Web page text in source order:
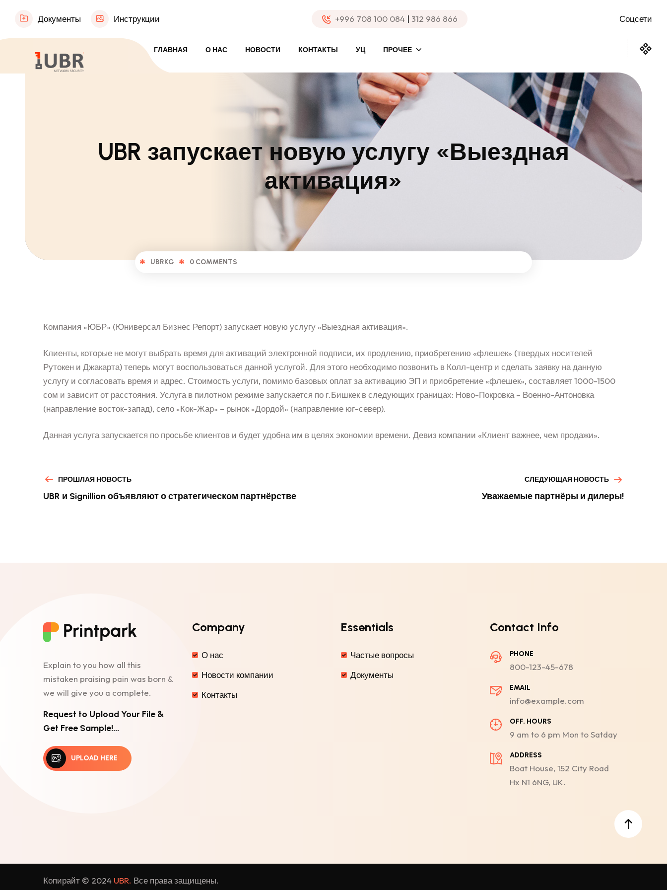
Документы Инструкции +996 708 100 084 | 312 986 866 Соцсети
ГЛАВНАЯ О НАС НОВОСТИ КОНТАКТЫ УЦ ПРОЧЕЕ
UBR запускает новую услугу «Выездная
активация»
UBRKG 0 COMMENTS
Компания «ЮБР» (Юниверсал Бизнес Репорт) запускает новую услугу «Выездная активация».
Клиенты, которые не могут выбрать время для активаций электронной подписи, их продлению, приобретению «флешек» (твердых носителей
Рутокен и Джакарта) теперь могут воспользоваться данной услугой. Для этого необходимо позвонить в Колл-центр и сделать заявку на данную
услугу и согласовать время и адрес. Стоимость услуги, помимо базовых оплат за активацию ЭП и приобретение «флешек», составляет 1000-1500
сом и зависит от расстояния. Услуга в пилотном режиме запускается по г.Бишкек в следующих границах: Ново-Покровка – Военно-Антоновка
(направление восток-запад), село «Кок-Жар» – рынок «Дордой» (направление юг-север).
Данная услуга запускается по просьбе клиентов и будет удобна им в целях экономии времени. Девиз компании «Клиент важнее, чем продажи».
ПРОШЛАЯ НОВОСТЬ
UBR и Signillion объявляют о стратегическом партнёрстве
СЛЕДУЮЩАЯ НОВОСТЬ
Уважаемые партнёры и дилеры!
Explain to you how all this
mistaken praising pain was born &
we will give you a complete.
Request to Upload Your File &
Get Free Sample!...
UPLOAD HERE
Company
О нас
Новости компании
Контакты
Essentials
Частые вопросы
Документы
Contact Info
PHONE
800-123-45-678
EMAIL
info@example.com
OFF. HOURS
9 am to 6 pm Mon to Satday
ADDRESS
Boat House, 152 City Road
Hx N1 6NG, UK.
Копирайт © 2024 UBR. Все права защищены.